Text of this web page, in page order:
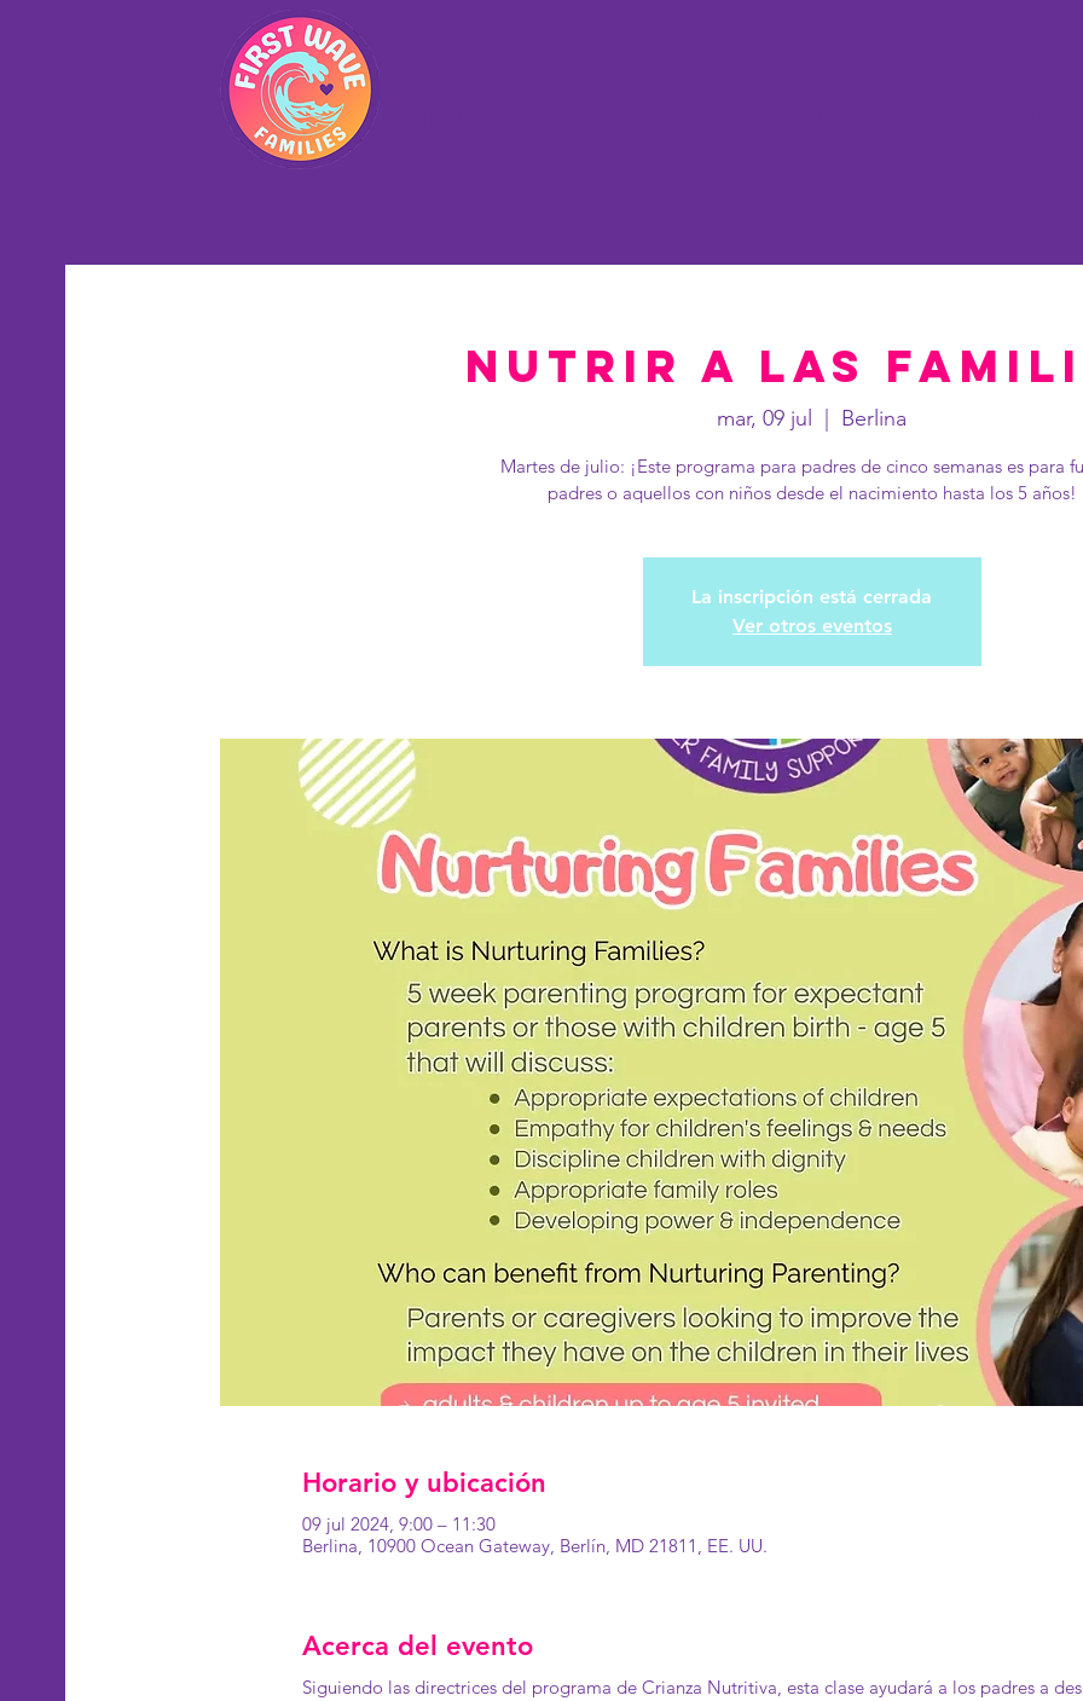
Nutrir a las
mar, 09 jul Berlina
Martes de julio: ¡Este programa para padres de cinco semanas es para
padres o aquellos con niños desde el nacimiento hasta los 5 años!
La inscripción está cerrada
Ver otros eventos
Horario y ubicación
09 jul 2024, 9:00 – 11:30
Berlina, 10900 Ocean Gateway, Berlín, MD 21811, EE. UU.
Acerca del evento
Siguiendo las directrices del programa de Crianza Nutritiva, esta clase ayudará a los padres a